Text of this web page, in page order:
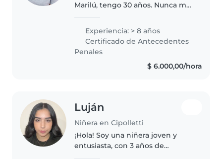
Marilú, tengo 30 años. Nunca me
locas para crear y muchísima
predisposición para escuchar las
historias más fantásticas..
Experiencia: > 8 años
Certificado de Antecedentes
Penales
$ 6.000,00/hora
Luján
Niñera en Cipolletti
¡Hola! Soy una niñera joven y
entusiasta, con 3 años de